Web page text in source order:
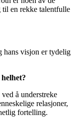
en rekke talentfulle
hans visjon er tydelig
å understreke
relasjoner,
fortelling.